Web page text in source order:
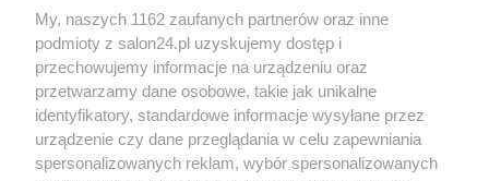
Społeczeństwo
Kultura
My, naszych 1162 zaufanych partnerów oraz inne
podmioty z salon24.pl uzyskujemy dostęp i
przechowujemy informacje na urządzeniu oraz
przetwarzamy dane osobowe, takie jak unikalne
identyfikatory, standardowe informacje wysyłane przez
urządzenie czy dane przeglądania w celu zapewniania
spersonalizowanych reklam, wybór spersonalizowanych